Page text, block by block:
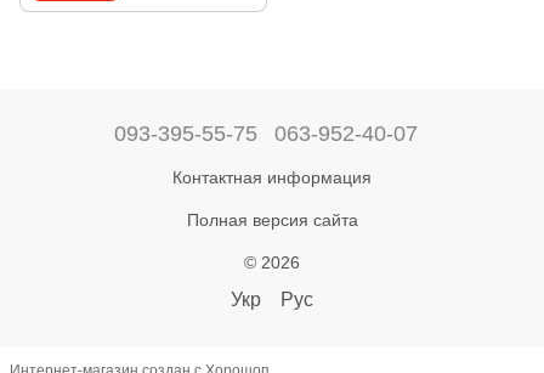
093-395-55-75 063-952-40-07
Контактная информация
Полная версия сайта
© 2026
Укр Рус